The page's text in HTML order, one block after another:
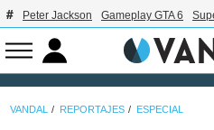
Peter Jackson Gameplay GTA 6
VANDAL REPORTAJES ESPECIAL